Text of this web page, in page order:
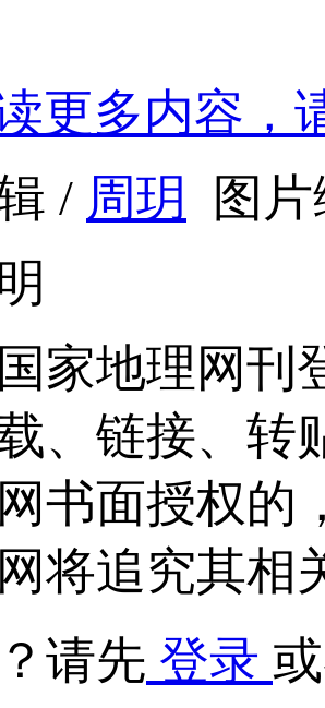
更多内容，
/ 周玥
图
家地理网刊
、链接、转
书面授权的
将追究其相
请先 登录